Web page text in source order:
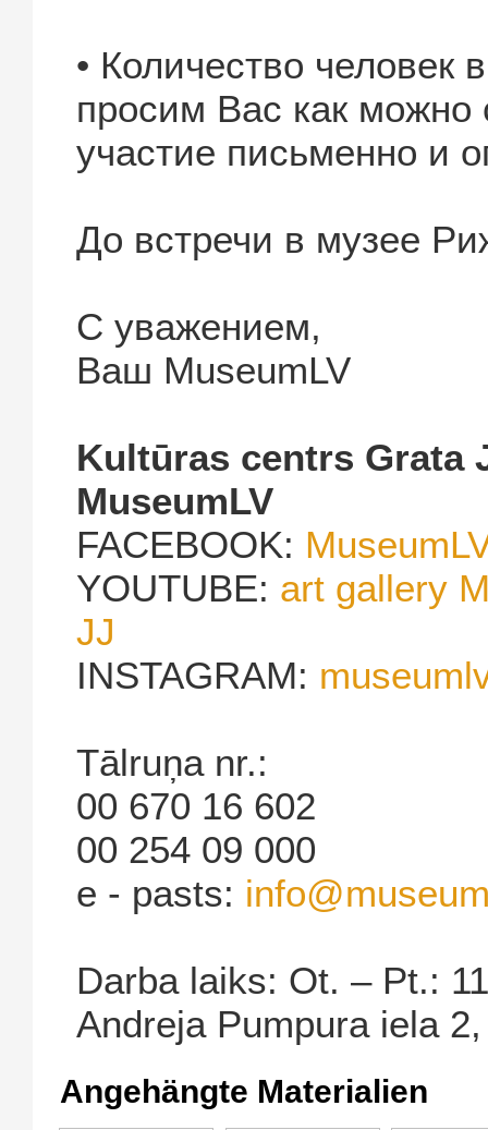
• Количество человек
просим Вас как можно
участие письменно и
До встречи в музее
С уважением,
Ваш MuseumLV
Kultūras centrs Grata
MuseumLV
FACEBOOK:
YOUTUBE: art gallery
JJ
INSTAGRAM:
Tālruņa nr.:
00 670 16 602
00 254 09 000
e - pasts:
Darba laiks: Ot. – Pt.:
Andreja Pumpura iela
Angehängte Materialien